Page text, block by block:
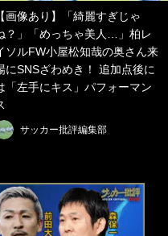
【画像あり】「綺麗すぎじゃ
？」「めっちゃ美人…」柏レ
ソルFW小屋松知哉の奥さん来
にSNSざわめき！ 追加点後に
「左手にキス」パフォーマン
サッカー批評編集部